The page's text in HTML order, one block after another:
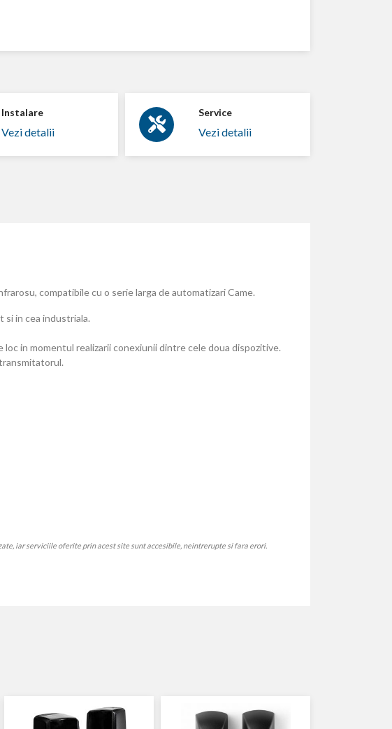
Instalare
Vezi detalii
Service
Vezi detalii
compatibile cu o serie larga de automatizari Came.
in cea industriala.
in momentul realizarii conexiunii dintre cele doua dispozitive.
iar serviciile oferite prin acest site sunt accesibile, neintrerupte si fara erori.